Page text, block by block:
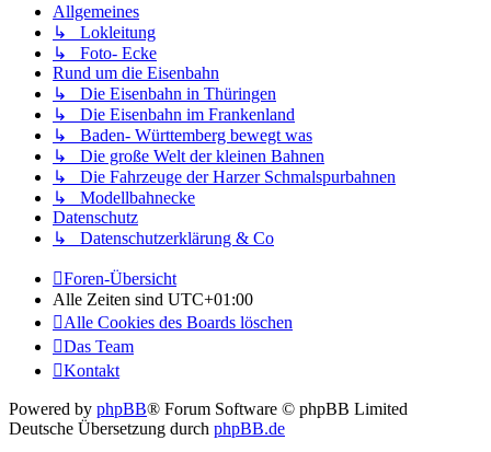
Allgemeines
↳ Lokleitung
↳ Foto- Ecke
Rund um die Eisenbahn
↳ Die Eisenbahn in Thüringen
↳ Die Eisenbahn im Frankenland
↳ Baden- Württemberg bewegt was
↳ Die große Welt der kleinen Bahnen
↳ Die Fahrzeuge der Harzer Schmalspurbahnen
↳ Modellbahnecke
Datenschutz
↳ Datenschutzerklärung & Co
Foren-Übersicht
Alle Zeiten sind UTC+01:00
Alle Cookies des Boards löschen
Das Team
Kontakt
Powered by phpBB® Forum Software © phpBB Limited
Deutsche Übersetzung durch phpBB.de